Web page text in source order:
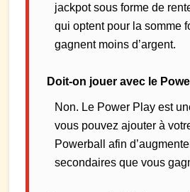
jackpot sous forme de
qui optent pour la somme
gagnent moins d’argent.
Doit-on jouer avec le
Non. Le Power Play est
vous pouvez ajouter à
Powerball afin
secondaires que vous